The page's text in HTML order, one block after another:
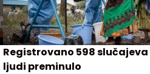
Registrovano 598 slučajeva
ljudi preminulo